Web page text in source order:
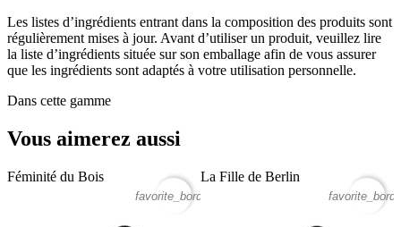
Les listes d’ingrédients entrant dans la composition des produits sont
régulièrement mises à jour. Avant d’utiliser un produit, veuillez lire
la liste d’ingrédients située sur son emballage afin de vous assurer
que les ingrédients sont adaptés à votre utilisation personnelle.
Dans cette gamme
Vous aimerez aussi
Féminité du Bois
favorite_border
La Fille de Berlin